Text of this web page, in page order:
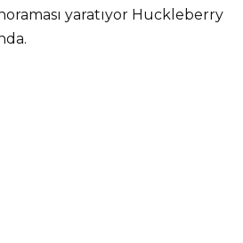
yaratıyor Huckleberry